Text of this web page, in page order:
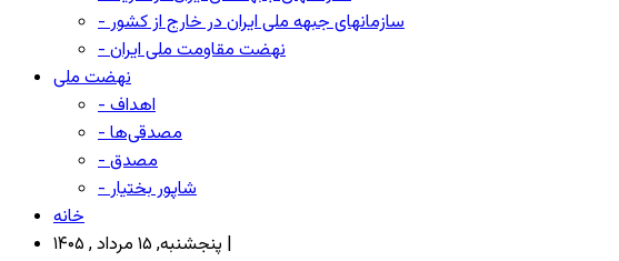
- سازمانهای جبهه ملی ایران در خارج از کشور
- نهضت مقاومت ملی ایران
نهضت ملی
- اهداف
- مصدقی‌ها
- مصدق
- شاپور بختیار
خانه
پنجشنبه, ۱۵ مرداد , ۱۴۰۵ |